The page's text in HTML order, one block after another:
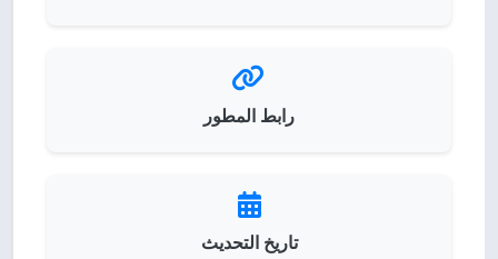
رابط المطور
تاريخ التحديث